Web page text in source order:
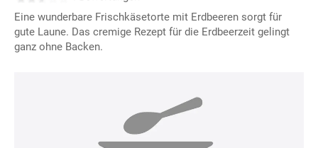
Eine wunderbare Frischkäsetorte mit Erdbeeren sorgt für
gute Laune. Das cremige Rezept für die Erdbeerzeit gelingt
ganz ohne Backen.